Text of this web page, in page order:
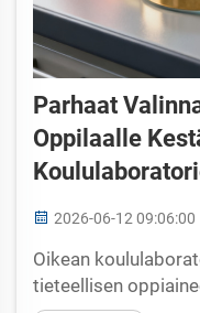
Parhaat
Oppilaalle
2026-06-12 09:06:00
Oikean
tieteellisen